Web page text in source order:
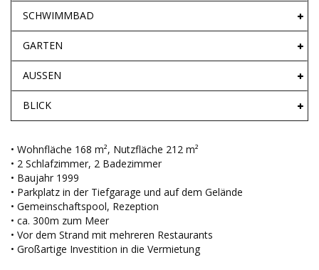
SCHWIMMBAD
GARTEN
AUSSEN
BLICK
• Wohnfläche 168 m², Nutzfläche 212 m²
• 2 Schlafzimmer, 2 Badezimmer
• Baujahr 1999
• Parkplatz in der Tiefgarage und auf dem Gelände
• Gemeinschaftspool, Rezeption
• ca. 300m zum Meer
• Vor dem Strand mit mehreren Restaurants
• Großartige Investition in die Vermietung